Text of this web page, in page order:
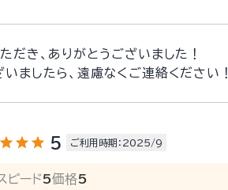
だき、ありがとうございました！
ましたら、遠慮なくご連絡ください！
star star star 5 ご利用時期：2025/9
ピード5価格5